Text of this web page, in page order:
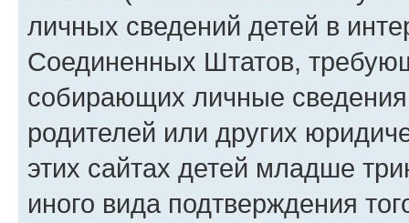
личных сведений детей в
Соединенных Штатов,
собирающих личные
родителей или других
этих сайтах детей младше
иного вида подтверждения